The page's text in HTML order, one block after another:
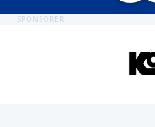
SPONSORER